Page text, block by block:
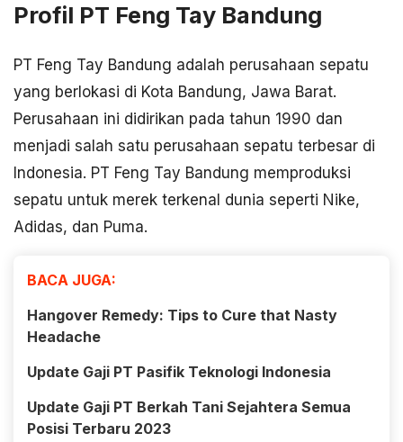
Profil PT Feng Tay Bandung
PT Feng Tay Bandung adalah perusahaan sepatu
yang berlokasi di Kota Bandung, Jawa Barat.
Perusahaan ini didirikan pada tahun 1990 dan
menjadi salah satu perusahaan sepatu terbesar di
Indonesia. PT Feng Tay Bandung memproduksi
sepatu untuk merek terkenal dunia seperti Nike,
Adidas, dan Puma.
BACA JUGA:
Hangover Remedy: Tips to Cure that Nasty
Headache
Update Gaji PT Pasifik Teknologi Indonesia
Update Gaji PT Berkah Tani Sejahtera Semua
Posisi Terbaru 2023